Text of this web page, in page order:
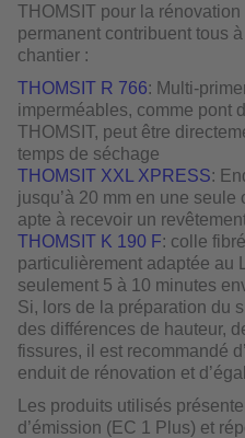
THOMSIT pour la
permanent contribuent tous
chantier :
THOMSIT R 766: Multi-
imperméables, comme pont
THOMSIT, peut être
temps de séchage
THOMSIT XXL XPRESS:
jusqu’à 20 mm en une
apte à recevoir un
THOMSIT K 190 F: colle
particulièrement adaptée au
seulement 5 à 10 minutes
Si, lors de la préparation du
des différences de hauteur,
fissures, il est recommandé
enduit de rénovation et
Les produits utilisés
d’émission (EC 1 Plus) et